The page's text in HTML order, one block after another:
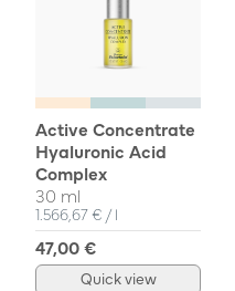
Active Concentrate
Hyaluronic Acid
Complex
30 ml
Unit Price
1.566,67 € / per
l
47,00 €
Quick view